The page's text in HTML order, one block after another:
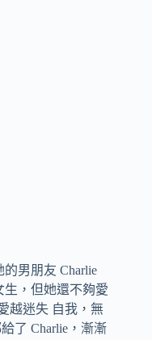
男朋友 Charlie
生，但她還不夠愛
越迷失 自我，無
了 Charlie，漸漸